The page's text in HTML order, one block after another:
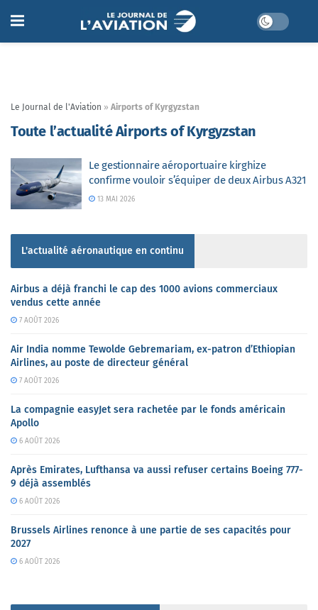
Le Journal de l'Aviation » Airports of Kyrgyzstan
Toute l’actualité Airports of Kyrgyzstan
Le gestionnaire aéroportuaire kirghize
confirme vouloir s’équiper de deux Airbus A321
13 MAI 2026
L'actualité aéronautique en continu
Airbus a déjà franchi le cap des 1000 avions commerciaux
vendus cette année
7 AOÛT 2026
Air India nomme Tewolde Gebremariam, ex-patron d’Ethiopian
Airlines, au poste de directeur général
7 AOÛT 2026
La compagnie easyJet sera rachetée par le fonds américain
Apollo
6 AOÛT 2026
Après Emirates, Lufthansa va aussi refuser certains Boeing 777-
9 déjà assemblés
6 AOÛT 2026
Brussels Airlines renonce à une partie de ses capacités pour
2027
6 AOÛT 2026